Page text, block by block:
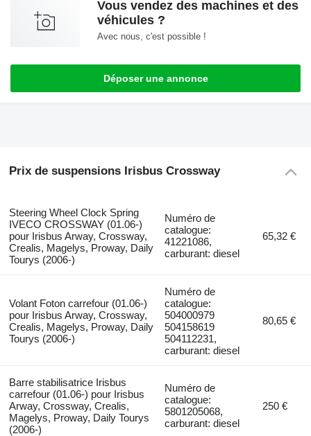
Vous vendez des machines et des
véhicules ?
Avec nous, c'est possible !
Déposer une annonce
Prix de suspensions Irisbus Crossway
Steering Wheel Clock Spring
IVECO CROSSWAY (01.06-)
pour Irisbus Arway, Crossway,
Crealis, Magelys, Proway, Daily
Tourys (2006-)
Numéro de
catalogue:
41221086,
carburant: diesel
65,32 €
Volant Foton carrefour (01.06-)
pour Irisbus Arway, Crossway,
Crealis, Magelys, Proway, Daily
Tourys (2006-)
Numéro de
catalogue:
504000979
504158619
504112231,
carburant: diesel
80,65 €
Barre stabilisatrice Irisbus
carrefour (01.06-) pour Irisbus
Arway, Crossway, Crealis,
Magelys, Proway, Daily Tourys
(2006-)
Numéro de
catalogue:
5801205068,
carburant: diesel
250 €